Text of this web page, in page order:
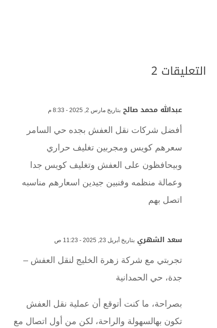
التعليقات 2
عبدالله محمد صالح بتاريخ مارس 2, 2025 - 8:33 م
أفضل شركات نقل العفش بجده حي السامر
سعرهم كويس ومجربين تغليف حراري
وبيحافظون على العفش وتغليف كويس جدا
وعمالة منظمه وفنبين جيدين اسعارهم مناسبه
اتصل بهم
سعد الشهري بتاريخ أبريل 23, 2025 - 11:23 ص
تجربتي مع شركة زهرة الخليج لنقل العفش –
جدة، حي الحمدانية
بصراحة، ما كنت أتوقع أن عملية نقل العفش
تكون بهالسهولة والراحة، لكن من أول اتصال مع